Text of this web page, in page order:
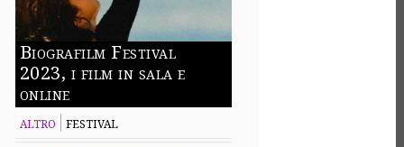
Biografilm Festival
2023, i film in sala e
online
ALTRO FESTIVAL